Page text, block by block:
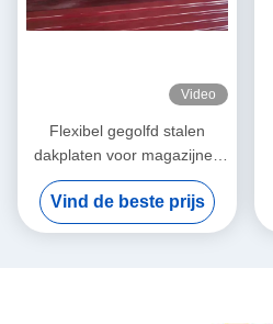
Video
Flexibel gegolfd stalen
dakplaten voor magazijnen
en bijzondere bouwprojecten
Vind de beste prijs